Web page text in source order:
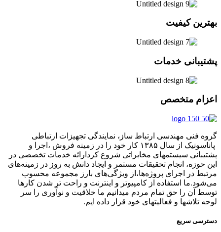
کیفیت
خدمات
متخصص
مهندسی ارتباط ساز، نمایندگی تجهیزات ارتباطی
پاناسونیک از سال ۱۳۸۵ کار خود را در زمینه فروش ،اجرا و
سیستمهای مخابراتی شروع کردارائه خدمات تخصصی در
انجام تحقیقات مستمر و ایجاد دانش به‌ روز در زمینه‌های
در اجرای پروژه‌ها،از ویژگی‌های بارز مجموعه محسوب
استفاده از کامپیوتر و اینترنت و راحت تر شدن کارها
را حق تمام مردم میدانیم ما خلاقیت و نوآوری را سر
و فعالیتهای خود قرار داده ایم.
سریع